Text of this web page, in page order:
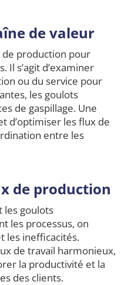
de valeur
production pour
Il s’agit d’examiner
ou du service pour
les goulots
de gaspillage. Une
d’optimiser les flux de
entre les
de production
les goulots
les processus, on
les inefficacités.
de travail harmonieux,
la productivité et la
des clients.